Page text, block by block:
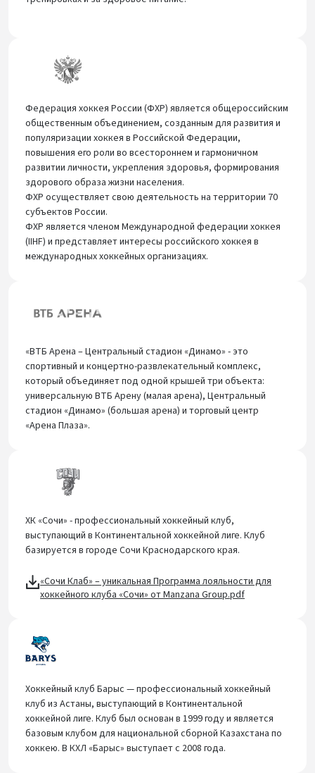
Федерация хоккея России (ФХР) является общероссийским
общественным объединением, созданным для развития и
популяризации хоккея в Российской Федерации,
повышения его роли во всестороннем и гармоничном
развитии личности, укрепления здоровья, формирования
здорового образа жизни населения.
ФХР осуществляет свою деятельность на территории 70
субъектов России.
ФХР является членом Международной федерации хоккея
(IIHF) и представляет интересы российского хоккея в
международных хоккейных организациях.
«ВТБ Арена – Центральный стадион «Динамо» - это
спортивный и концертно-развлекательный комплекс,
который объединяет под одной крышей три объекта:
универсальную ВТБ Арену (малая арена), Центральный
стадион «Динамо» (большая арена) и торговый центр
«Арена Плаза».
ХК «Сочи» - профессиональный хоккейный клуб,
выступающий в Континентальной хоккейной лиге. Клуб
базируется в городе Сочи Краснодарского края.
«Сочи Клаб» – уникальная Программа лояльности для
хоккейного клуба «Сочи» от Manzana Group.pdf
Хоккейный клуб Барыс — профессиональный хоккейный
клуб из Астаны, выступающий в Континентальной
хоккейной лиге. Клуб был основан в 1999 году и является
базовым клубом для национальной сборной Казахстана по
хоккею. В КХЛ «Барыс» выступает с 2008 года.